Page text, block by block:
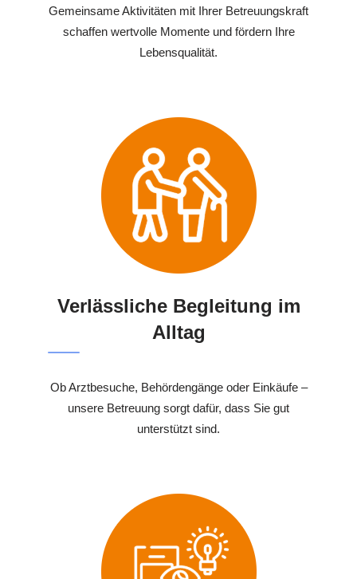
Gemeinsame Aktivitäten mit Ihrer Betreuungskraft
schaffen wertvolle Momente und fördern Ihre
Lebensqualität.
Verlässliche Begleitung im
Alltag
Ob Arztbesuche, Behördengänge oder Einkäufe –
unsere Betreuung sorgt dafür, dass Sie gut
unterstützt sind.